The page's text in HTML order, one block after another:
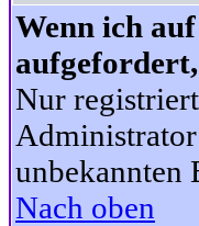
Wenn ich
Nur
unbekannten
Nach oben